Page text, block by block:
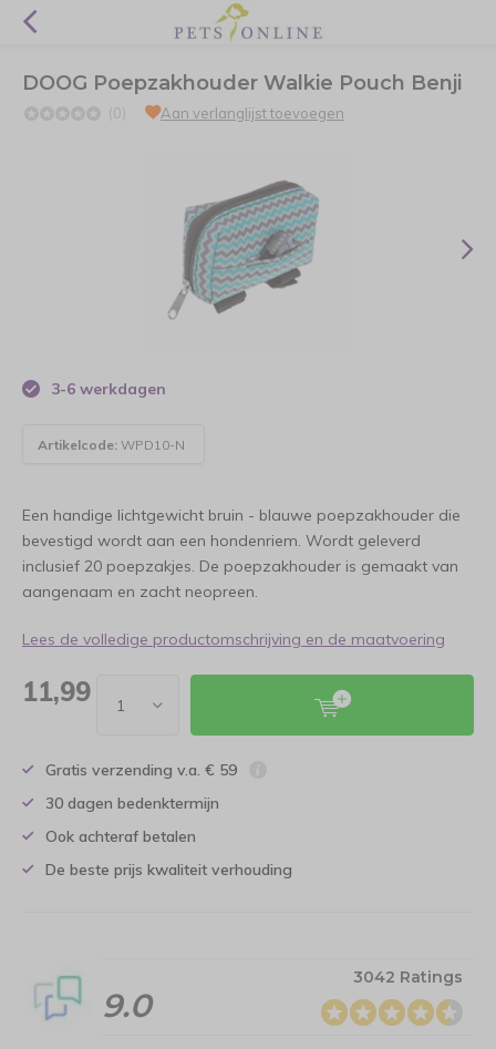
DOOG Poepzakhouder Walkie Pouch Benji
(0) Aan verlanglijst toevoegen
3-6 werkdagen
Artikelcode: WPD10-N
Een handige lichtgewicht bruin - blauwe poepzakhouder die
bevestigd wordt aan een hondenriem. Wordt geleverd
inclusief 20 poepzakjes. De poepzakhouder is gemaakt van
aangenaam en zacht neopreen.
Lees de volledige productomschrijving en de maatvoering
11,99
Gratis verzending v.a. € 59
30 dagen bedenktermijn
Ook achteraf betalen
De beste prijs kwaliteit verhouding
9.0
3042 Ratings